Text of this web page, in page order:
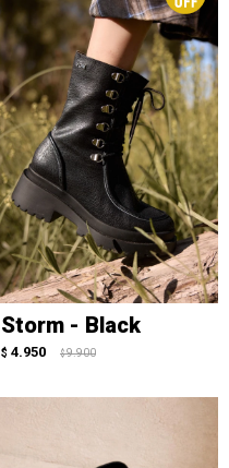
Storm - Black
$ 4.950 $ 9.900